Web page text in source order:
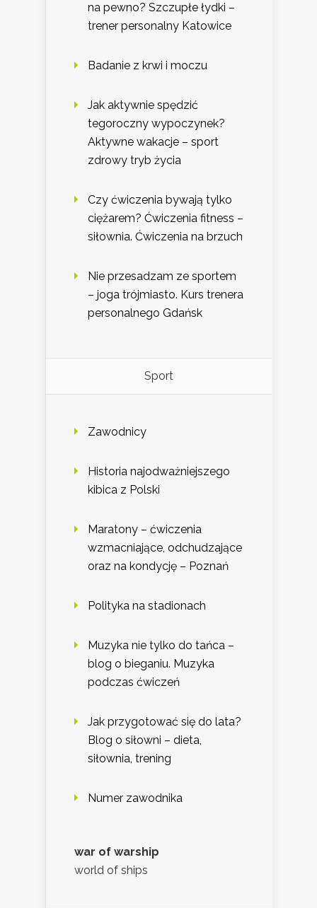
na pewno? Szczupłe łydki –
trener personalny Katowice
Badanie z krwi i moczu
Jak aktywnie spędzić
tegoroczny wypoczynek?
Aktywne wakacje – sport
zdrowy tryb życia
Czy ćwiczenia bywają tylko
ciężarem? Ćwiczenia fitness –
siłownia. Ćwiczenia na brzuch
Nie przesadzam ze sportem
– joga trójmiasto. Kurs trenera
personalnego Gdańsk
Sport
Zawodnicy
Historia najodważniejszego
kibica z Polski
Maratony – ćwiczenia
wzmacniające, odchudzające
oraz na kondycję – Poznań
Polityka na stadionach
Muzyka nie tylko do tańca –
blog o bieganiu. Muzyka
podczas ćwiczeń
Jak przygotować się do lata?
Blog o siłowni – dieta,
siłownia, trening
Numer zawodnika
war of warship
world of ships